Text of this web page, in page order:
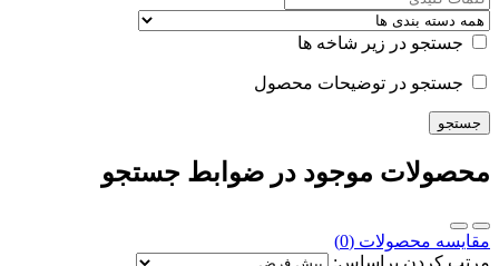
جستجو در زیر شاخه ها
جستجو در توضیحات محصول
محصولات موجود در ضوابط جستجو
مقایسه محصولات (0)
مرتب کردن براساس: